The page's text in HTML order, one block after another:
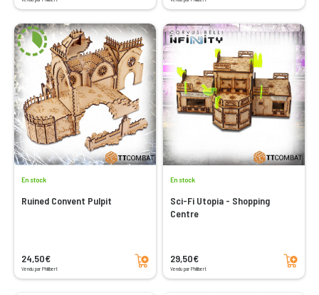
En stock
Ruined Convent Pulpit
24,50€
Vendu par Philibert
Ajouter au panier
En stock
Sci-Fi Utopia - Shopping
Centre
29,50€
Vendu par Philibert
Ajouter au panier